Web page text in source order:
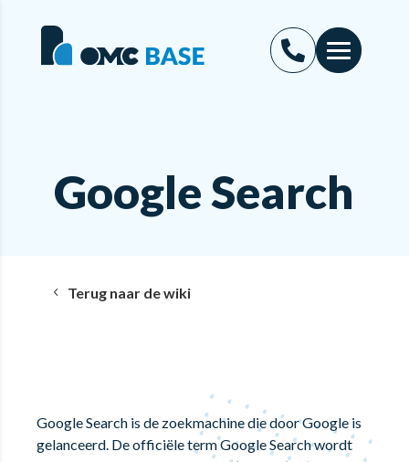
Google Search
Terug naar de wiki
Google Search is de zoekmachine die door Google is
gelanceerd. De officiële term Google Search wordt